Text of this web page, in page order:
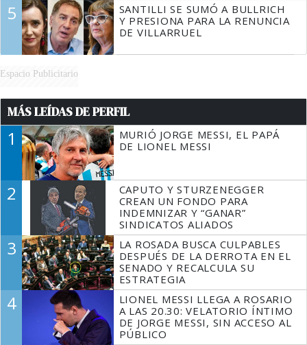
5
SANTILLI SE SUMÓ A BULLRICH
Y PRESIONA PARA LA RENUNCIA
DE VILLARRUEL
Espacio Publicitario
MÁS LEÍDAS DE PERFIL
1
MURIÓ JORGE MESSI, EL PAPÁ
DE LIONEL MESSI
2
CAPUTO Y STURZENEGGER
CREAN UN FONDO PARA
INDEMNIZAR Y “GANAR”
SINDICATOS ALIADOS
3
LA ROSADA BUSCA CULPABLES
DESPUÉS DE LA DERROTA EN EL
SENADO Y RECALCULA SU
ESTRATEGIA
4
LIONEL MESSI LLEGA A ROSARIO
A LAS 20.30: VELATORIO ÍNTIMO
DE JORGE MESSI, SIN ACCESO AL
PÚBLICO